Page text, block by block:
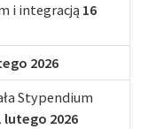
i integracją 16
2026
Stypendium
lutego 2026